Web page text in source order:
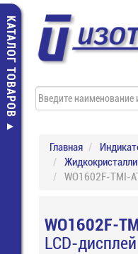
КАТАЛОГ ТОВАРОВ
Главная
WO1602F-TMI-
WO1602F-
LCD-дисплей